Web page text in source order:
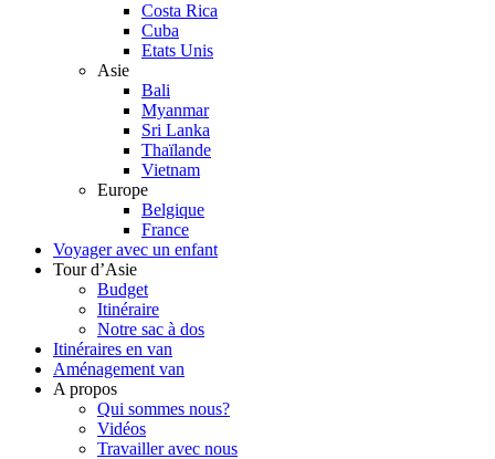
Costa Rica
Cuba
Etats Unis
Asie
Bali
Myanmar
Sri Lanka
Thaïlande
Vietnam
Europe
Belgique
France
Voyager avec un enfant
Tour d’Asie
Budget
Itinéraire
Notre sac à dos
Itinéraires en van
Aménagement van
A propos
Qui sommes nous?
Vidéos
Travailler avec nous